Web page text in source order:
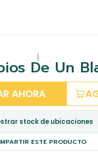
De Un
AHORA
stock de ubicaciones
ESTE PRODUCTO